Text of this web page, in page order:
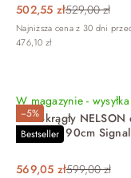
502,55 zł529,00 zł
Najniższa cena z 30 dni
476,10 zł
−5%
Bestseller
W magazynie -
Stół okrągły NELSON
miodowy 90cm Signal
569,05 zł599,00 zł